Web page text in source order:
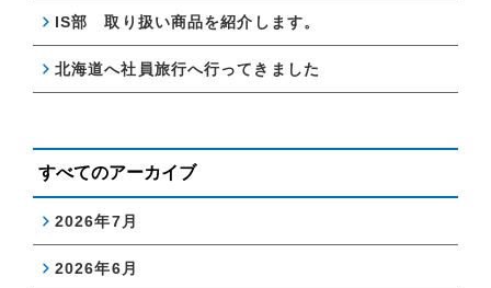
IS部 取り扱い商品を紹介します。
北海道へ社員旅行へ行ってきました
すべてのアーカイブ
2026年7月
2026年6月